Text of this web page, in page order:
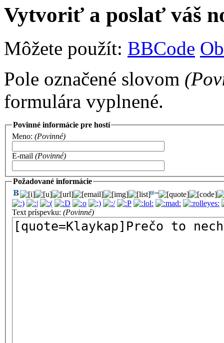
Vytvoriť a poslať váš
Môžete použít: BBCode
Pole označené slovom
formulára vyplnené.
Povinné informácie pre hostí
Meno: (Povinné)
E-mail (Povinné)
Požadované informácie
Text príspevku: (Povinné)